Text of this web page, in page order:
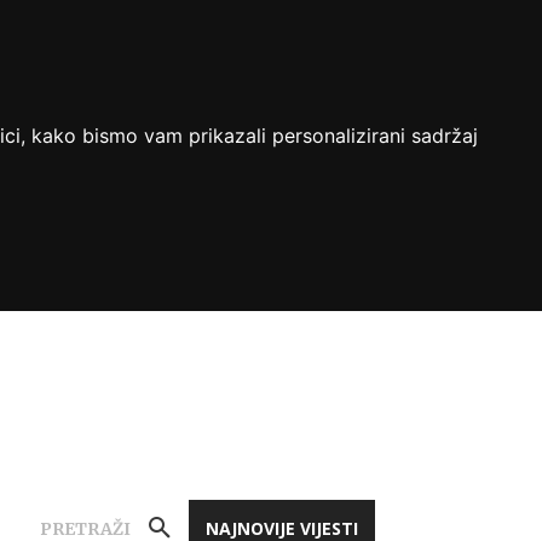
kako bismo vam prikazali personalizirani sadržaj
NAJNOVIJE VIJESTI
PRETRAŽI